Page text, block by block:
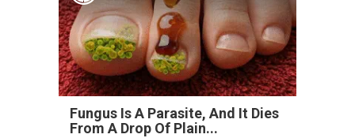
Fungus Is A Parasite, And It Dies
From A Drop Of Plain...